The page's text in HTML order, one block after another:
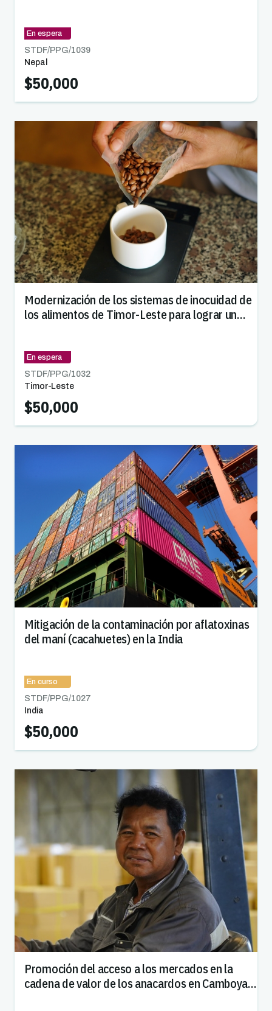
En espera
STDF/PPG/1039
Nepal
$50,000
Modernización de los sistemas de inocuidad de
los alimentos de Timor-Leste para lograr un
En espera
STDF/PPG/1032
Timor-Leste
$50,000
Mitigación de la contaminación por aflatoxinas
del maní (cacahuetes) en la India
En curso
STDF/PPG/1027
India
$50,000
Promoción del acceso a los mercados en la
cadena de valor de los anacardos en Camboya y